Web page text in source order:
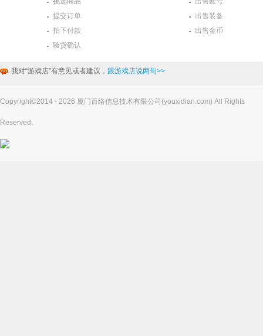
提交订单
拍下付款
验货确认
出售装备
出售金币
我对“游戏店”有意见或者建议， 跟游戏店说两句>>
Copyright©2014 - 2026 厦门百络信息技术有限公司(youxidian.com) All Rights
Reserved.